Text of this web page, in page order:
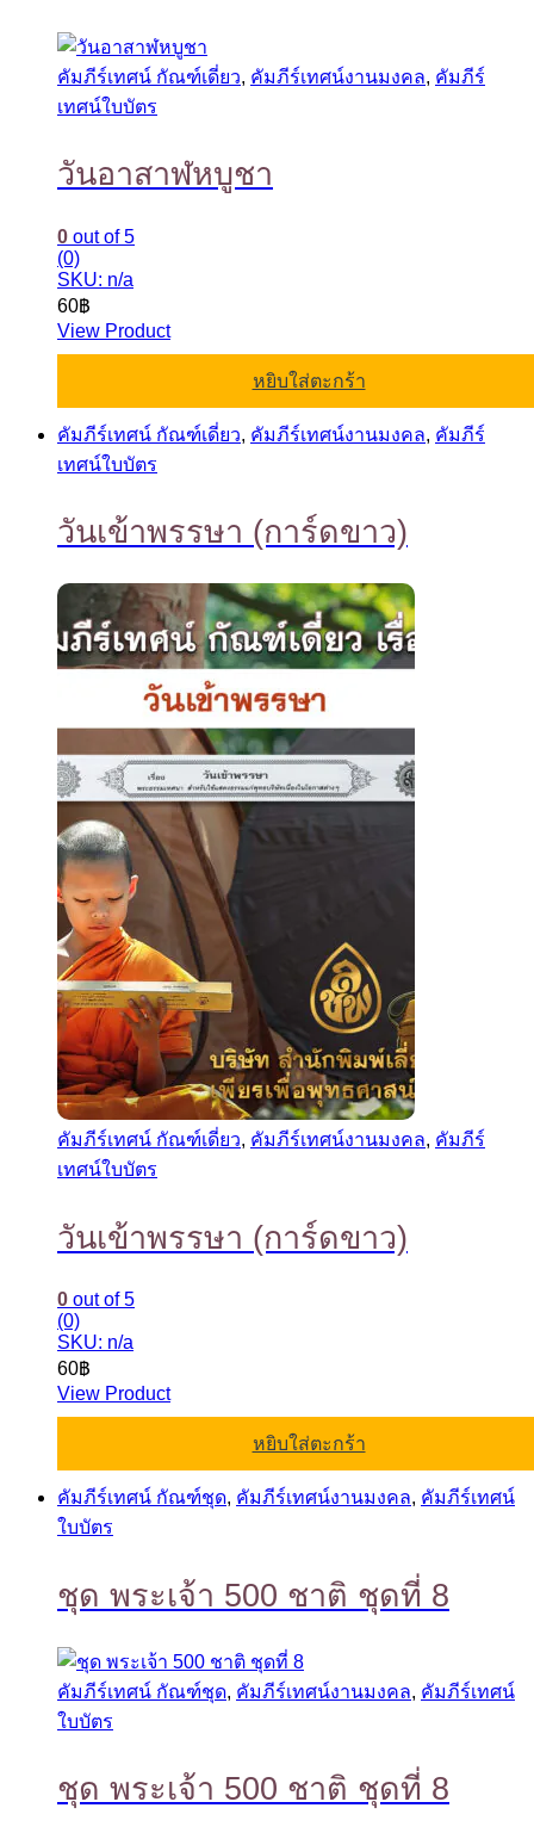
คัมภีร์เทศน์ กัณฑ์เดี่ยว, คัมภีร์เทศน์งานมงคล, คัมภีร์
เทศน์ใบบัตร
วันอาสาฬหบูชา
0 out of 5
(0)
SKU: n/a
60฿
View Product
หยิบใส่ตะกร้า
คัมภีร์เทศน์ กัณฑ์เดี่ยว, คัมภีร์เทศน์งานมงคล, คัมภีร์
เทศน์ใบบัตร
วันเข้าพรรษา (การ์ดขาว)
คัมภีร์เทศน์ กัณฑ์เดี่ยว, คัมภีร์เทศน์งานมงคล, คัมภีร์
เทศน์ใบบัตร
วันเข้าพรรษา (การ์ดขาว)
0 out of 5
(0)
SKU: n/a
60฿
View Product
หยิบใส่ตะกร้า
คัมภีร์เทศน์ กัณฑ์ชุด, คัมภีร์เทศน์งานมงคล, คัมภีร์เทศน์
ใบบัตร
ชุด พระเจ้า 500 ชาติ ชุดที่ 8
คัมภีร์เทศน์ กัณฑ์ชุด, คัมภีร์เทศน์งานมงคล, คัมภีร์เทศน์
ใบบัตร
ชุด พระเจ้า 500 ชาติ ชุดที่ 8